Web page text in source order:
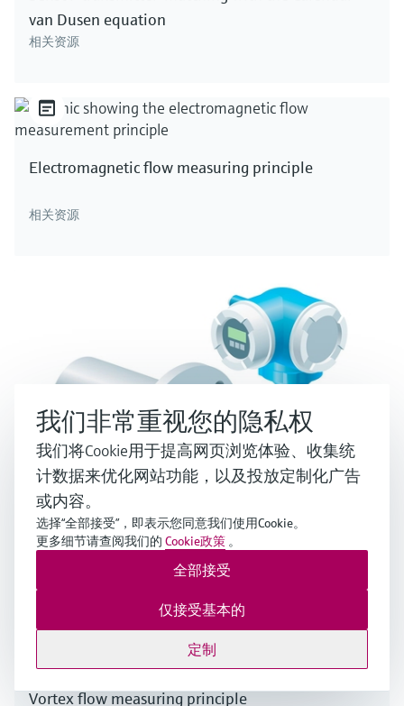
van Dusen equation
相关资源
Electromagnetic flow measuring principle
相关资源
Thermal flow measuring principle
相关资源
Vortex flow measuring principle
我们非常重视您的隐私权
我们将Cookie用于提高网页浏览体验、收集统
计数据来优化网站功能，以及投放定制化广告
或内容。
选择“全部接受”，即表示您同意我们使用Cookie。
更多细节请查阅我们的 Cookie政策 。
定制
仅接受基本的
全部接受